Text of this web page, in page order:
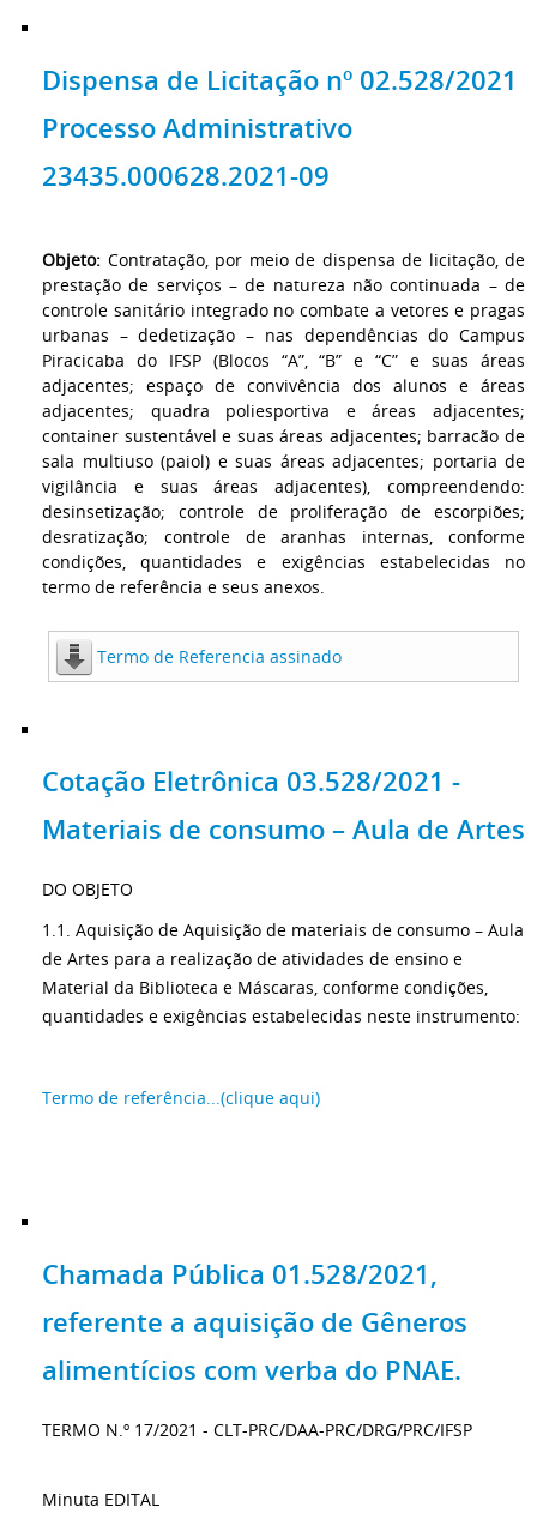
Dispensa de Licitação nº 02.528/2021
Processo Administrativo
23435.000628.2021-09
Objeto: Contratação, por meio de dispensa de licitação, de
prestação de serviços – de natureza não continuada – de
controle sanitário integrado no combate a vetores e pragas
urbanas – dedetização – nas dependências do Campus
Piracicaba do IFSP (Blocos “A”, “B” e “C” e suas áreas
adjacentes; espaço de convivência dos alunos e áreas
adjacentes; quadra poliesportiva e áreas adjacentes;
container sustentável e suas áreas adjacentes; barracão de
sala multiuso (paiol) e suas áreas adjacentes; portaria de
vigilância e suas áreas adjacentes), compreendendo:
desinsetização; controle de proliferação de escorpiões;
desratização; controle de aranhas internas, conforme
condições, quantidades e exigências estabelecidas no
termo de referência e seus anexos.
Termo de Referencia assinado
Cotação Eletrônica 03.528/2021 -
Materiais de consumo – Aula de Artes
DO OBJETO
1.1. Aquisição de Aquisição de materiais de consumo – Aula
de Artes para a realização de atividades de ensino e
Material da Biblioteca e Máscaras, conforme condições,
quantidades e exigências estabelecidas neste instrumento:
Termo de referência...(clique aqui)
Chamada Pública 01.528/2021,
referente a aquisição de Gêneros
alimentícios com verba do PNAE.
TERMO N.º 17/2021 - CLT-PRC/DAA-PRC/DRG/PRC/IFSP
Minuta EDITAL